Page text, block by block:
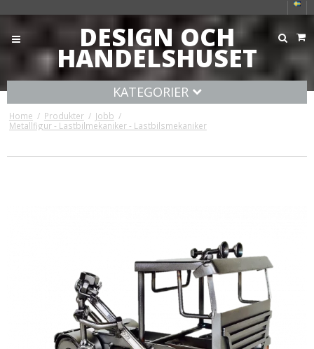
DESIGN OCH
HANDELSHUSET
KATEGORIER
Home / Produkter / Jobb /
Metallfigur - Lastbilmekaniker - Lastbilsmekaniker